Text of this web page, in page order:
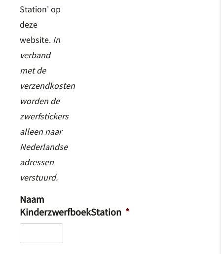
Station' op
deze
website. In
verband
met de
verzendkosten
worden de
zwerfstickers
alleen naar
Nederlandse
adressen
verstuurd.
Naam
KinderzwerfboekStation *